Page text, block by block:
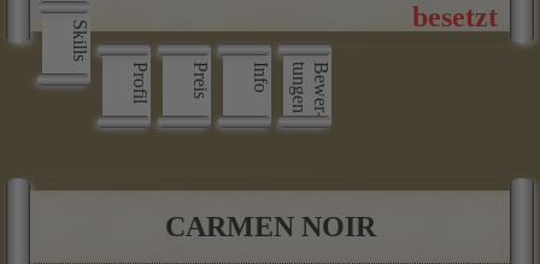
Skills
Profil
Preis Info B
e
w
e
r
­
t
u
n
g
e
n
CARMEN NOIR